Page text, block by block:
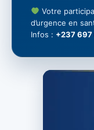
Votre
d’urgence en
Infos : +237 697